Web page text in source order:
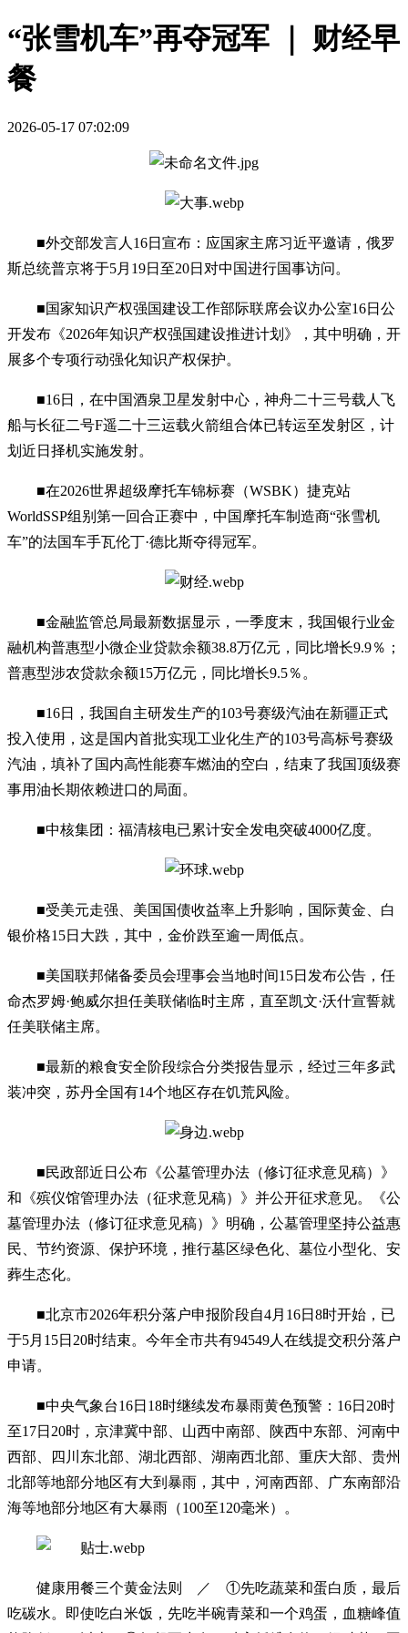
“张雪机车”再夺冠军 ｜ 财经早
餐
2026-05-17 07:02:09
■外交部发言人16日宣布：应国家主席习近平邀请，俄罗
斯总统普京将于5月19日至20日对中国进行国事访问。
■国家知识产权强国建设工作部际联席会议办公室16日公
开发布《2026年知识产权强国建设推进计划》，其中明确，开
展多个专项行动强化知识产权保护。
■16日，在中国酒泉卫星发射中心，神舟二十三号载人飞
船与长征二号F遥二十三运载火箭组合体已转运至发射区，计
划近日择机实施发射。
■在2026世界超级摩托车锦标赛（WSBK）捷克站
WorldSSP组别第一回合正赛中，中国摩托车制造商“张雪机
车”的法国车手瓦伦丁·德比斯夺得冠军。
■金融监管总局最新数据显示，一季度末，我国银行业金
融机构普惠型小微企业贷款余额38.8万亿元，同比增长9.9％；
普惠型涉农贷款余额15万亿元，同比增长9.5％。
■16日，我国自主研发生产的103号赛级汽油在新疆正式
投入使用，这是国内首批实现工业化生产的103号高标号赛级
汽油，填补了国内高性能赛车燃油的空白，结束了我国顶级赛
事用油长期依赖进口的局面。
■中核集团：福清核电已累计安全发电突破4000亿度。
■受美元走强、美国国债收益率上升影响，国际黄金、白
银价格15日大跌，其中，金价跌至逾一周低点。
■美国联邦储备委员会理事会当地时间15日发布公告，任
命杰罗姆·鲍威尔担任美联储临时主席，直至凯文·沃什宣誓就
任美联储主席。
■最新的粮食安全阶段综合分类报告显示，经过三年多武
装冲突，苏丹全国有14个地区存在饥荒风险。
■民政部近日公布《公墓管理办法（修订征求意见稿）》
和《殡仪馆管理办法（征求意见稿）》并公开征求意见。《公
墓管理办法（修订征求意见稿）》明确，公墓管理坚持公益惠
民、节约资源、保护环境，推行墓区绿色化、墓位小型化、安
葬生态化。
■北京市2026年积分落户申报阶段自4月16日8时开始，已
于5月15日20时结束。今年全市共有94549人在线提交积分落户
申请。
■中央气象台16日18时继续发布暴雨黄色预警：16日20时
至17日20时，京津冀中部、山西中南部、陕西中东部、河南中
西部、四川东北部、湖北西部、湖南西北部、重庆大部、贵州
北部等地部分地区有大到暴雨，其中，河南西部、广东南部沿
海等地部分地区有大暴雨（100至120毫米）。
健康用餐三个黄金法则 ‌／ ①先吃蔬菜和蛋白质，最后
吃碳水。即使吃白米饭，先吃半碗青菜和一个鸡蛋，血糖峰值